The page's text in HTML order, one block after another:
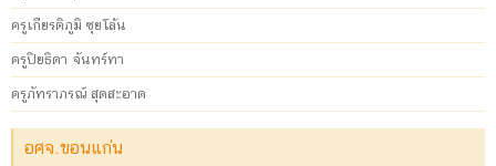
ครูเกียรติภูมิ ซุยโล้น
ครูปิยธิดา จันทร์ทา
ครูภัทราภรณ์ สุดสะอาด
อศจ.ขอนแก่น